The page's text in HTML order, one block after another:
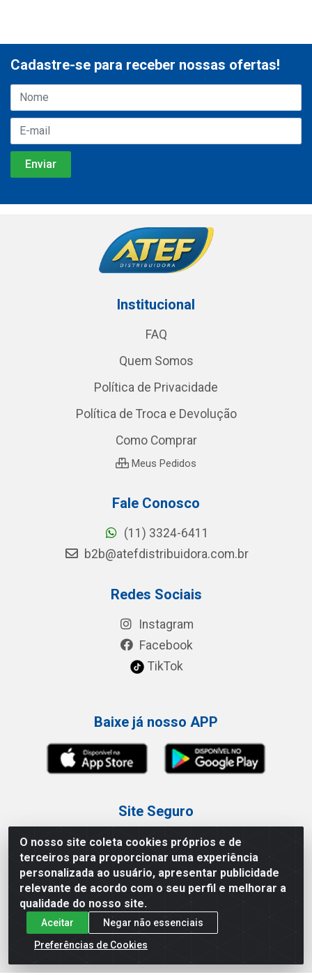
O nosso site coleta cookies próprios e de
terceiros para proporcionar uma experiência
personalizada ao usuário, apresentar publicidade
relevante de acordo com o seu perfil e melhorar a
qualidade do nosso site.
Aceitar
Negar não essenciais
Preferências de Cookies
Cadastre-se para receber nossas ofertas!
Institucional
FAQ
Quem Somos
Política de Privacidade
Política de Troca e Devolução
Como Comprar
Meus Pedidos
Fale Conosco
(11) 3324-6411
b2b@atefdistribuidora.com.br
Redes Sociais
Instagram
Facebook
TikTok
Baixe já nosso APP
Site Seguro
Loja / Showroom
Tel.: (11) 3227-0546
Av Vautier, 587/597 - Pari - São Paulo/SP